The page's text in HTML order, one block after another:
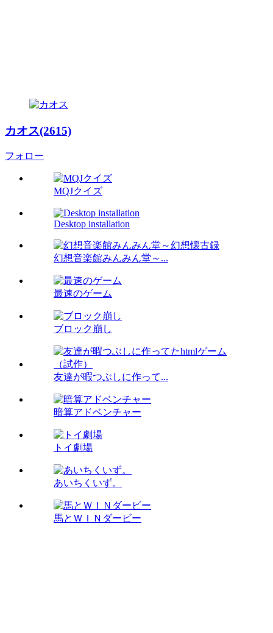
カオス(2615)
フォロー
MQJクイズ
Desktop installation
幻想音楽館みんみん堂～...
最速のゲーム
ブロック崩し
友達が暇つぶしに作って...
暗算アドベンチャー
トイ劇場
あいちくいず。
馬とＷＩＮダービー